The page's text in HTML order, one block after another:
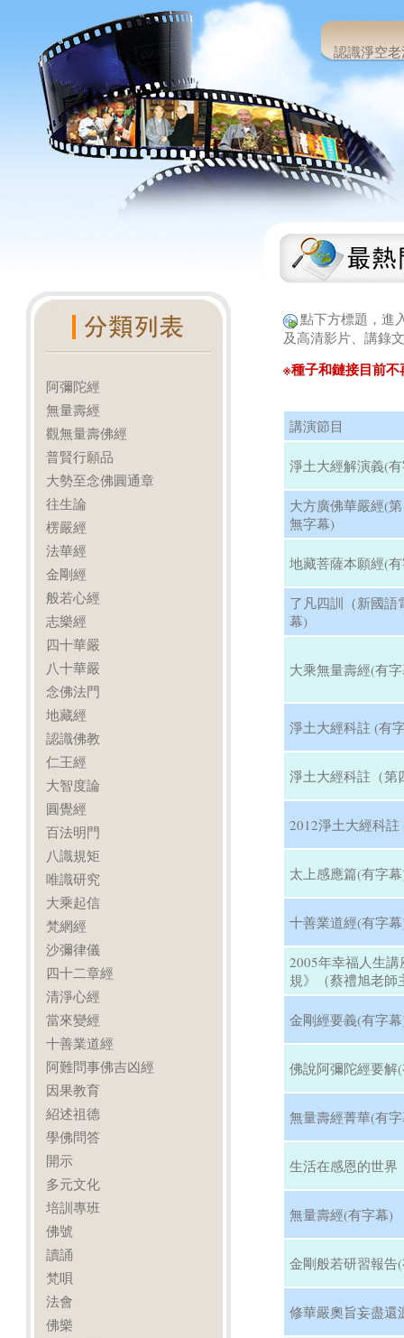
認識淨空
阿彌陀經
無量壽經
觀無量壽佛經
普賢行願品
大勢至念佛圓通章
往生論
楞嚴經
法華經
金剛經
般若心經
志樂經
四十華嚴
八十華嚴
念佛法門
地藏經
認識佛教
仁王經
大智度論
圓覺經
百法明門
八識規矩
唯識研究
大乘起信
梵網經
沙彌律儀
四十二章經
清淨心經
當來變經
十善業道經
阿難問事佛吉凶經
因果教育
紹述祖德
學佛問答
開示
多元文化
培訓專班
佛號
讀誦
梵唄
法會
佛樂
點下方標題，進
及高清影片、講錄
※種子和鏈接目前
講演節目
淨土大經解演義(
大方廣佛華嚴經(
無字幕)
地藏菩薩本願經(
了凡四訓（新國語
幕)
大乘無量壽經(有
淨土大經科註 (有
淨土大經科註（第
2012淨土大經科註
太上感應篇(有字
十善業道經(有字
2005年幸福人生
規》（蔡禮旭老師
金剛經要義(有字
佛說阿彌陀經要解
無量壽經菁華(有
生活在感恩的世界
無量壽經(有字幕)
金剛般若研習報告
修華嚴奧旨妄盡還